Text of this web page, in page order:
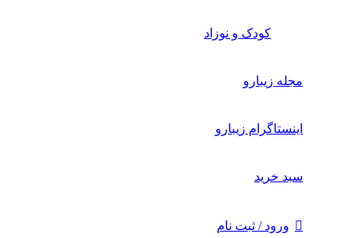
کودک و نوزاد
مجله زیبارو
اینستاگرام زیبارو
سبد خرید
ورود / ثبت نام